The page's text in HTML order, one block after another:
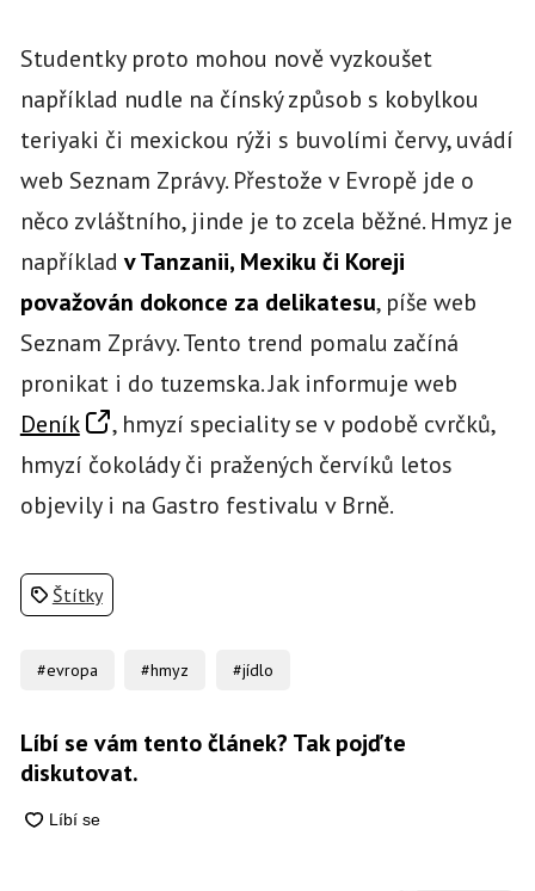
Studentky proto mohou nově vyzkoušet
například nudle na čínský způsob s kobylkou
teriyaki či mexickou rýži s buvolími červy, uvádí
web Seznam Zprávy. Přestože v Evropě jde o
něco zvláštního, jinde je to zcela běžné. Hmyz je
například v Tanzanii, Mexiku či Koreji
považován dokonce za delikatesu, píše web
Seznam Zprávy. Tento trend pomalu začíná
pronikat i do tuzemska. Jak informuje web
Deník
, hmyzí speciality se v podobě cvrčků,
hmyzí čokolády či pražených červíků letos
objevily i na Gastro festivalu v Brně.
Štítky
#evropa #hmyz #jídlo
Líbí se vám tento článek? Tak pojďte
diskutovat.